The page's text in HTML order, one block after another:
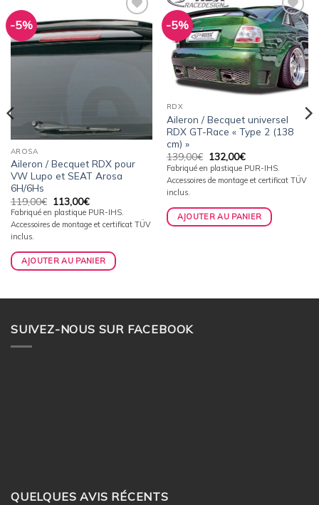
-5%
Ajouter
à la
wishlist
AROSA
Aileron / Becquet RDX pour
VW Lupo et SEAT Arosa
6H/6Hs
119,00€ Le
prix
initial
était :
113,00€Le
prix
actuel
est :
Fabriqué en plastique PUR-IHS.
Accessoires de montage et certificat TÜV
inclus.
AJOUTER AU PANIER
-5%
Ajouter
à la
wishlist
RDX
Aileron / Becquet universel
RDX GT-Race « Type 2 (138
cm) »
139,00€ Le
prix
initial
était :
132,00€Le
prix
actuel
est :
Fabriqué en plastique PUR-IHS.
Accessoires de montage et certificat TÜV
inclus.
AJOUTER AU PANIER
SUIVEZ-NOUS SUR FACEBOOK
QUELQUES AVIS RÉCENTS